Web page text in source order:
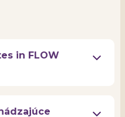
in FLOW
a všetkých,